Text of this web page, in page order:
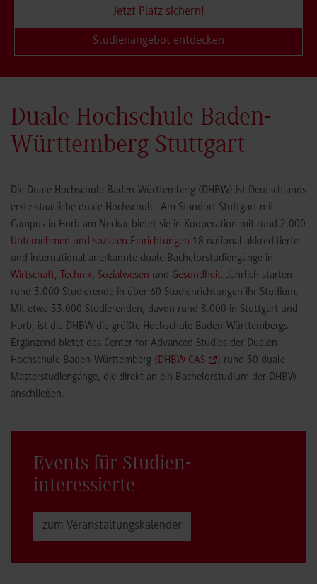
Jetzt Platz sichern!
Studienangebot entdecken
Duale Hochschule Baden-
Württemberg Stuttgart
Die Duale Hochschule Baden-Württemberg (DHBW) ist Deutschlands
erste staatliche duale Hochschule. Am Standort Stuttgart mit
Campus in Horb am Neckar bietet sie in Kooperation mit rund 2.000
Unternehmen und sozialen Einrichtungen 18 national akkreditierte
und international anerkannte duale Bachelorstudiengänge in
Wirtschaft, Technik, Sozialwesen und Gesundheit. Jährlich starten
rund 3.000 Studierende in über 60 Studienrichtungen ihr Studium.
Mit etwa 33.000 Studierenden, davon rund 8.000 in Stuttgart und
Horb, ist die DHBW die größte Hochschule Baden-Württembergs.
Ergänzend bietet das Center for Advanced Studies der Dualen
Hochschule Baden-Württemberg (DHBW CAS
) rund 30 duale
Masterstudiengänge, die direkt an ein Bachelorstudium der DHBW
anschließen.
Events für Studien­
interessierte
zum Veranstaltungs­kalender